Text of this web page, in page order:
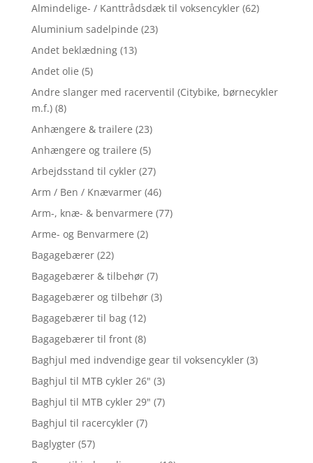
Almindelige- / Kanttrådsdæk til voksencykler (62)
Aluminium sadelpinde (23)
Andet beklædning (13)
Andet olie (5)
Andre slanger med racerventil (Citybike, børnecykler
m.f.) (8)
Anhængere & trailere (23)
Anhængere og trailere (5)
Arbejdsstand til cykler (27)
Arm / Ben / Knævarmer (46)
Arm-, knæ- & benvarmere (77)
Arme- og Benvarmere (2)
Bagagebærer (22)
Bagagebærer & tilbehør (7)
Bagagebærer og tilbehør (3)
Bagagebærer til bag (12)
Bagagebærer til front (8)
Baghjul med indvendige gear til voksencykler (3)
Baghjul til MTB cykler 26" (3)
Baghjul til MTB cykler 29" (7)
Baghjul til racercykler (7)
Baglygter (57)